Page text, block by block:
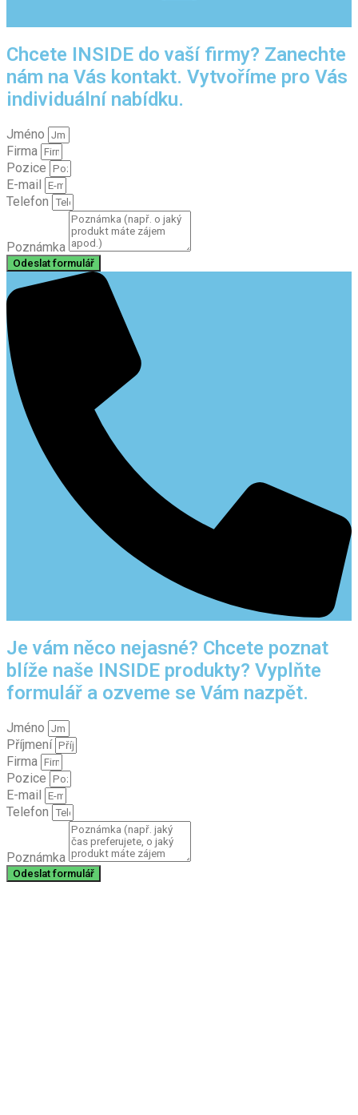
Chcete INSIDE do vaší firmy? Zanechte
nám na Vás kontakt. Vytvoříme pro Vás
individuální nabídku.
Jméno
Firma
Pozice
E-mail
Telefon
Poznámka
Odeslat formulář
Je vám něco nejasné? Chcete poznat
blíže naše INSIDE produkty? Vyplňte
formulář a ozveme se Vám nazpět.
Jméno
Příjmení
Firma
Pozice
E-mail
Telefon
Poznámka
Odeslat formulář